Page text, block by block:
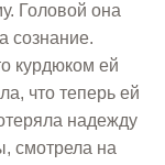
Головой она
сознание.
курдюком ей
что теперь ей
надежду
смотрела на